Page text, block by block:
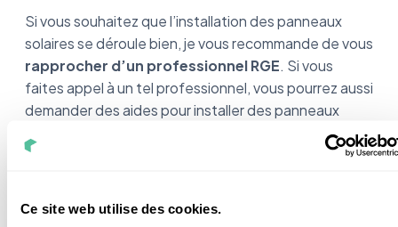
Ce site web utilise des cookies.
Si vous souhaitez que l’installation des panneaux
solaires se déroule bien, je vous recommande de vous
rapprocher d’un professionnel RGE. Si vous
faites appel à un tel professionnel, vous pourrez aussi
demander des aides pour installer des panneaux